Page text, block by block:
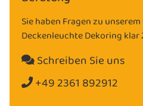
Sie haben Fragen zu
Deckenleuchte Dekoring klar
Schreiben Sie uns
+49 2361 892912